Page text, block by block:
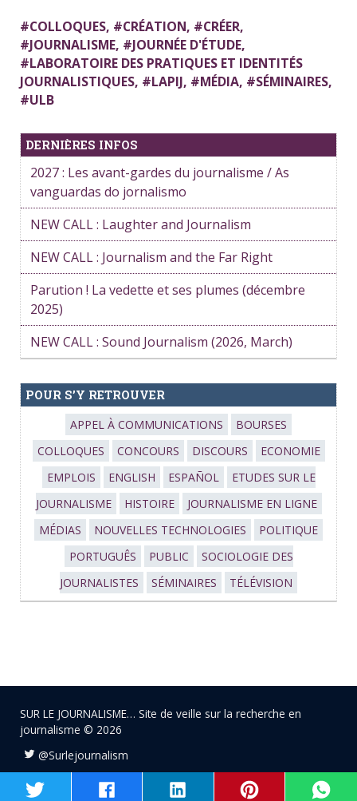
#COLLOQUES, #CRÉATION, #CRÉER,
#JOURNALISME, #JOURNÉE D'ÉTUDE,
#LABORATOIRE DES PRATIQUES ET IDENTITÉS
JOURNALISTIQUES, #LAPIJ, #MÉDIA, #SÉMINAIRES,
#ULB
DERNIÈRES INFOS
2027 : Les avant-gardes du journalisme / As
vanguardas do jornalismo
NEW CALL : Laughter and Journalism
NEW CALL : Journalism and the Far Right
Parution ! La vedette et ses plumes (décembre
2025)
NEW CALL : Sound Journalism (2026, March)
POUR S’Y RETROUVER
APPEL À COMMUNICATIONS
BOURSES
COLLOQUES
CONCOURS DISCOURS
ECONOMIE
EMPLOIS
ENGLISH ESPAÑOL
ETUDES SUR LE
JOURNALISME
HISTOIRE
JOURNALISME EN LIGNE
MÉDIAS
NOUVELLES TECHNOLOGIES
POLITIQUE
PORTUGUÊS
PUBLIC
SOCIOLOGIE DES
JOURNALISTES
SÉMINAIRES TÉLÉVISION
SUR LE JOURNALISME… Site de veille sur la recherche en
journalisme © 2026
@Surlejournalism